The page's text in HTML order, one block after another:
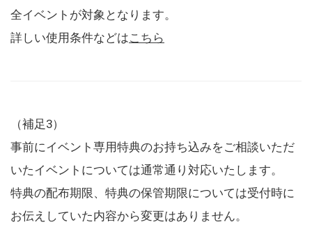
全イベントが対象となります。
詳しい使用条件などはこちら
（補足3）
事前にイベント専用特典のお持ち込みをご相談いただ
いたイベントについては通常通り対応いたします。
特典の配布期限、特典の保管期限については受付時に
お伝えしていた内容から変更はありません。